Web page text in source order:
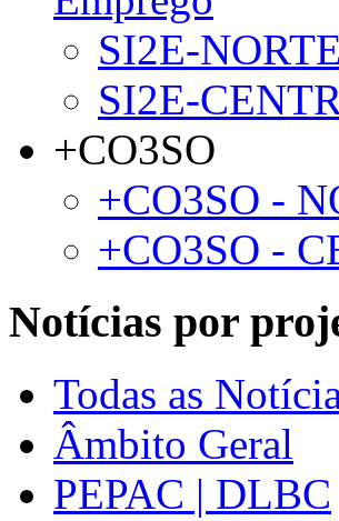
SI2E-NORTE
SI2E-
+CO3SO
+CO3SO -
+CO3SO -
Notícias por
Todas as
Âmbito Geral
PEPAC | DLBC